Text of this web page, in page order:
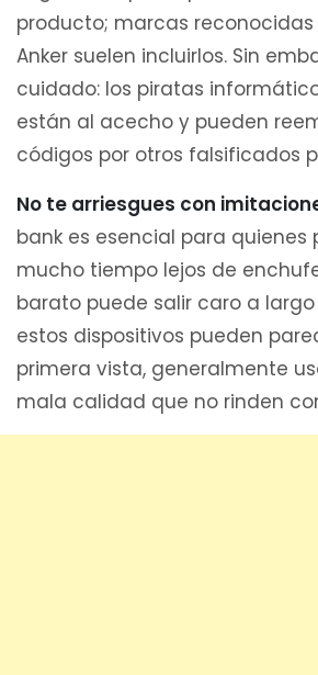
producto; marcas
Anker suelen incluirlos. Sin
cuidado: los piratas
están al acecho y pueden
códigos por otros falsificados
No te arriesgues con
bank es esencial para quienes
mucho tiempo lejos de
barato puede salir caro a largo
estos dispositivos pueden
primera vista, generalmente
mala calidad que no rinden